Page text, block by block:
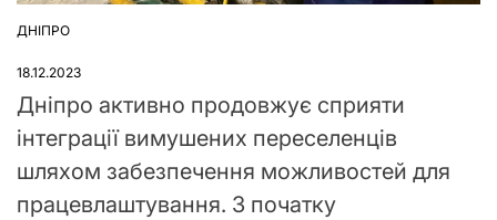
ОПУБЛІКУВАТИ
ДНІПРО
18.12.2023
Дніпро активно продовжує сприяти
інтеграції вимушених переселенців
шляхом забезпечення можливостей для
працевлаштування. З початку